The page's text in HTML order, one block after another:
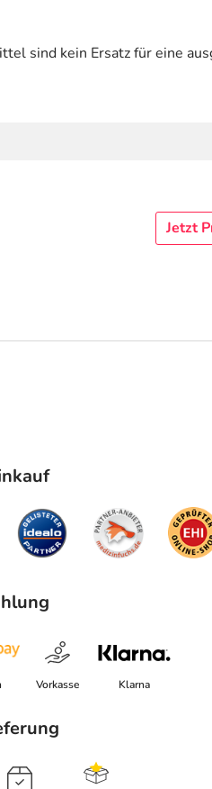
sind kein Ersatz für eine
Jetzt
Vorkasse Klarna